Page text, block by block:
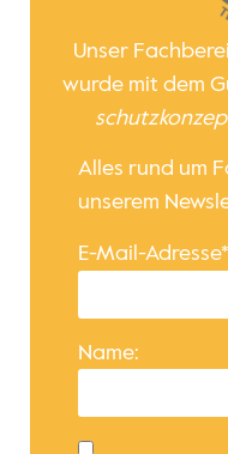
Unser
wurde mit dem
Alles rund um
unserem
E-Mail-
Name: